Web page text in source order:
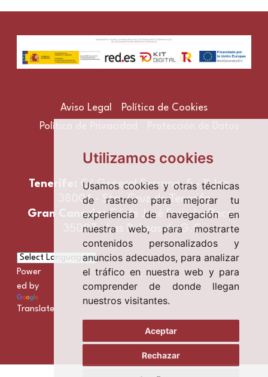
Utilizamos cookies
Usamos cookies y otras técnicas
de rastreo para mejorar tu
experiencia de navegación en
nuestra web, para mostrarte
contenidos personalizados y
anuncios adecuados, para analizar
el tráfico en nuestra web y para
comprender de donde llegan
nuestros visitantes.
Aceptar
Rechazar
Aviso Legal
Política de Cookies
Política de Privacidad
Tenerife:
C/ General Serrano, 5 - 1º Izq. -
38004 - Sta. Cruz de Tenerife
Gran Canaria:C/ de José Franchy Roca -
35007 - Las Palmas de G.C.
Power
ed by
Translate